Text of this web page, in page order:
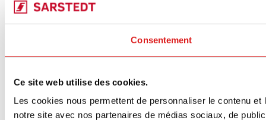
Consentement
Ce site web utilise des cookies.
Les cookies nous permettent de personnaliser le contenu
notre site avec nos partenaires de médias sociaux, de